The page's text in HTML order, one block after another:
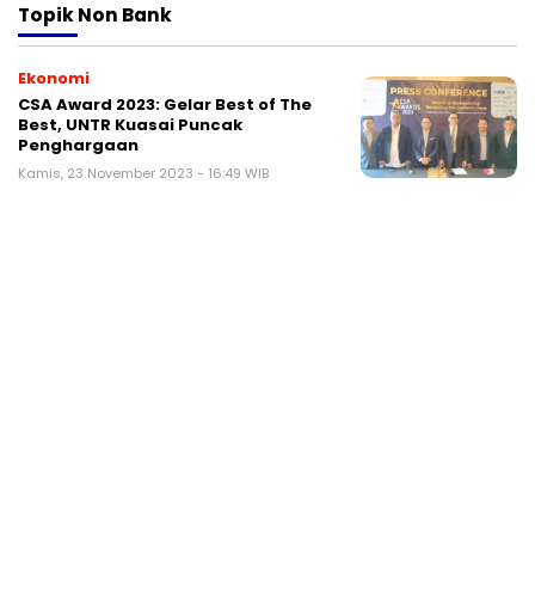
TopikNon Bank
Ekonomi
CSA Award 2023: Gelar Best of The
Best, UNTR Kuasai Puncak
Penghargaan
Kamis, 23 November 2023 - 16:49 WIB